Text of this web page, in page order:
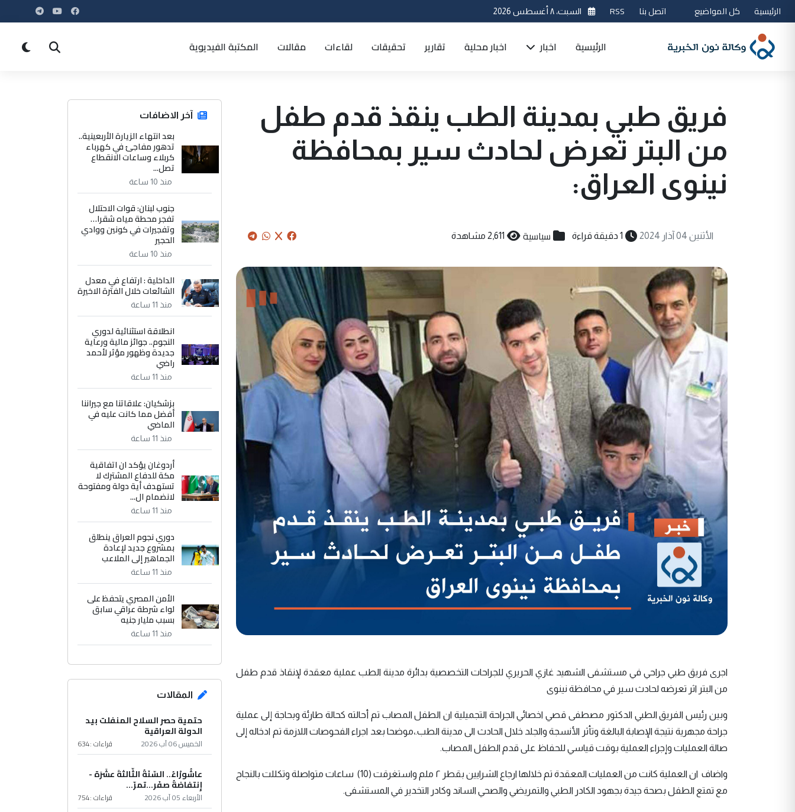
الرئيسية كل المواضيع اتصل بنا RSS السبت، ٨ أغسطس 2026
الرئيسية اخبار اخبار محلية تقارير تحقيقات لقاءات مقالات المكتبة الفيديوية
فريق طبي بمدينة الطب ينقذ قدم طفل
من البتر تعرض لحادث سير بمحافظة
نينوى العراق:
الأثنين 04 آذار 2024 1 دقيقة قراءة سياسية 2,611 مشاهدة
اجرى فريق طبي جراحي في مستشفى الشهيد غازي الحريري للجراحات التخصصية بدائرة مدينة الطب عملية معقدة لإنقاذ قدم طفل
من البتر اثر تعرضه لحادث سير في محافظة نينوى
وبين رئيس الفريق الطبي الدكتور مصطفى قصي اخصائي الجراحة التجميلية ان الطفل المصاب تم أحالته كحالة طارئة وبحاجة إلى عملية
جراحة مجهرية نتيجة الإصابة البالغة وتأثر الأنسجة والجلد خلال الحادث الى مدينة الطب.،موضحا بعد اجراء الفحوصات اللازمة تم ادخاله إلى
صالة العمليات وإجراء العملية بوقت قياسي للحفاظ على قدم الطفل المصاب.
واضاف ان العملية كانت من العمليات المعقدة تم خلالها ارجاع الشرايين بقطر ٢ ملم واستغرقت (10) ساعات متواصلة وتكللت بالنجاح
مع تمتع الطفل بصحة جيدة بجهود الكادر الطبي والتمريضي والصحي الساند وكادر التخدير في المستشفى.
آخر الاضافات
بعد انتهاء الزيارة الأربعينية..
تدهور مفاجئ في كهرباء
كربلاء وساعات الانقطاع
تصل...
منذ 10 ساعة
جنوب لبنان: قوات الاحتلال
تفجر محطة مياه شقرا…
وتفجيرات في كونين ووادي
الحجير
منذ 10 ساعة
الداخلية : ارتفاع في معدل
الشائعات خلال الفترة الاخيرة
منذ 11 ساعة
انطلاقة استثنائية لدوري
النجوم.. جوائز مالية ورعاية
جديدة وظهور مؤثر لأحمد
راضي
منذ 11 ساعة
بزشكيان: علاقاتنا مع جيراننا
أفضل مما كانت عليه في
الماضي
منذ 11 ساعة
أردوغان يؤكد ان اتفاقية
مكة للدفاع المشترك لا
تستهدف أية دولة ومفتوحة
لانضمام ال...
منذ 11 ساعة
دوري نجوم العراق ينطلق
بمشروع جديد لإعادة
الجماهير إلى الملاعب
منذ 11 ساعة
الأمن المصري يتحفظ على
لواء شرطة عراقي سابق
بسبب مليار جنيه
منذ 11 ساعة
المقالات
حتمية حصر السلاح المنفلت بيد
الدولة العراقية
الخميس 06 آب 2026 قراءات :634
عاشُورْاءُ.. السّنَةُ الثّالثةَ عشَرَة -
إِنتفاضةُ صفَر…تمرّ...
الأربعاء 05 آب 2026 قراءات :754